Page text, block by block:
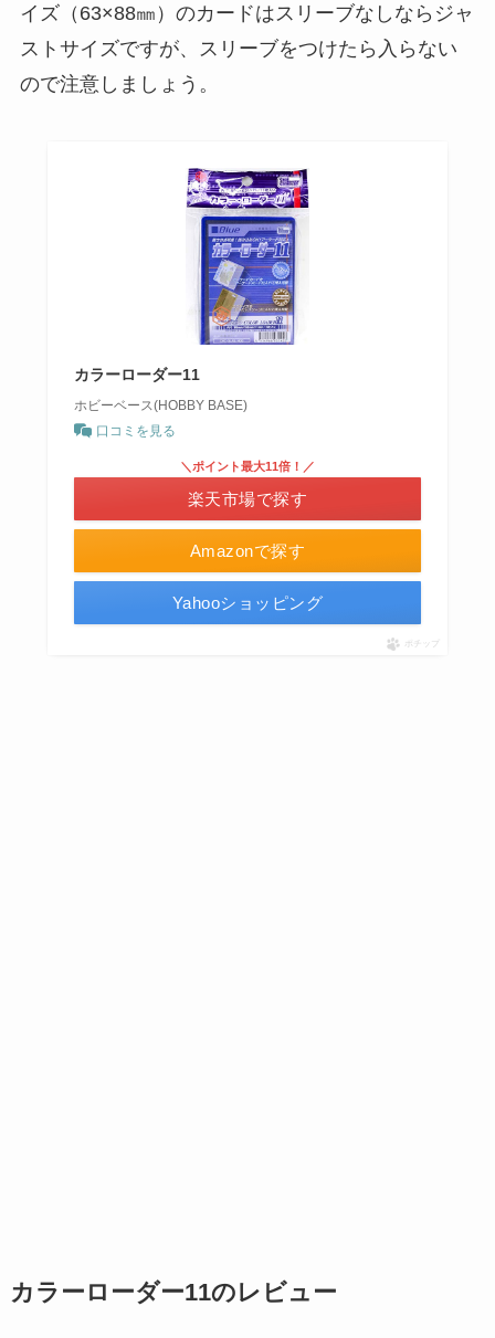
イズ（63×88㎜）のカードはスリーブなしならジャ
ストサイズですが、スリーブをつけたら入らない
ので注意しましょう。
カラーローダー11
ホビーベース(HOBBY BASE)
口コミを見る
Amazonで探す
＼ポイント最大11倍！／
楽天市場で探す
Yahooショッピング
ポチップ
カラーローダー11のレビュー